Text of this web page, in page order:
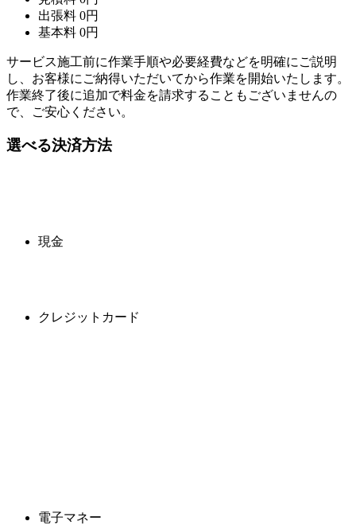
出張料 0円
基本料 0円
サービス施工前に作業手順や必要経費などを明確にご説明
し、お客様にご納得いただいてから作業を開始いたします。
作業終了後に追加で料金を請求することもございませんの
で、ご安心ください。
選べる決済方法
現金
クレジットカード
電子マネー